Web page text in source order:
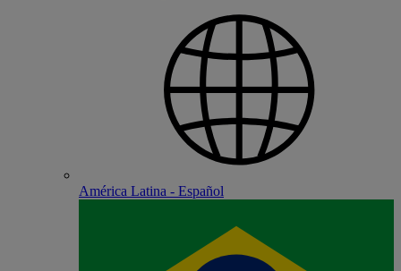
América Latina - Español